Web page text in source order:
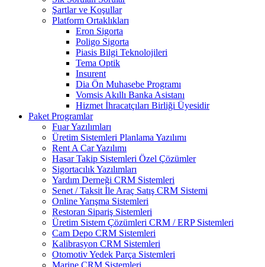
Şartlar ve Koşullar
Platform Ortaklıkları
Eron Sigorta
Poligo Sigorta
Piasis Bilgi Teknolojileri
Tema Optik
Insurent
Dia Ön Muhasebe Programı
Vomsis Akıllı Banka Asistanı
Hizmet İhracatçıları Birliği Üyesidir
Paket Programlar
Fuar Yazılımları
Üretim Sistemleri Planlama Yazılımı
Rent A Car Yazılımı
Hasar Takip Sistemleri Özel Çözümler
Sigortacılık Yazılımları
Yardım Derneği CRM Sistemleri
Senet / Taksit İle Araç Satış CRM Sistemi
Online Yarışma Sistemleri
Restoran Sipariş Sistemleri
Üretim Sistem Çözümleri CRM / ERP Sistemleri
Cam Depo CRM Sistemleri
Kalibrasyon CRM Sistemleri
Otomotiv Yedek Parça Sistemleri